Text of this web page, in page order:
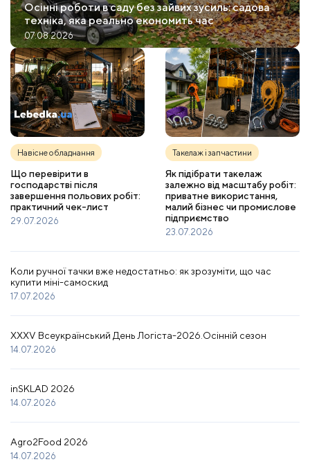
Осінні роботи в саду без зайвих зусиль: садова
техніка, яка реально економить час
07.08.2026
Навісне обладнання
Що перевірити в
господарстві після
завершення польових робіт:
практичний чек-лист
29.07.2026
Такелаж і запчастини
Як підібрати такелаж
залежно від масштабу робіт:
приватне використання,
малий бізнес чи промислове
підприємство
23.07.2026
Коли ручної тачки вже недостатньо: як зрозуміти, що час
купити міні-самоскид
17.07.2026
XXXV Всеукраїнський День Логіста-2026.Осінній сезон
14.07.2026
inSKLAD 2026
14.07.2026
Agro2Food 2026
14.07.2026